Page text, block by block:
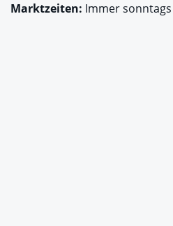
Marktzeiten: Immer